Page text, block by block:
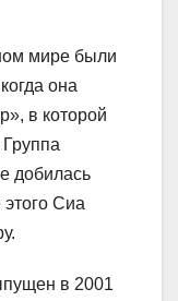
мире были
она
в которой
добилась
этого Сиа
в 2001